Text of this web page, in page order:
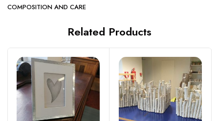
COMPOSITION AND CARE
Related Products